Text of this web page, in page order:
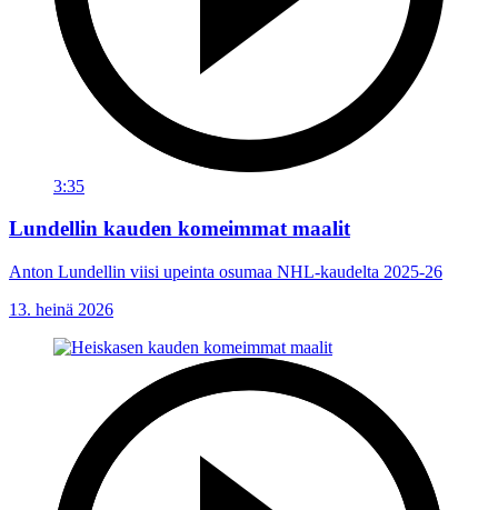
3:35
Lundellin kauden komeimmat maalit
Anton Lundellin viisi upeinta osumaa NHL-kaudelta 2025-26
13. heinä 2026